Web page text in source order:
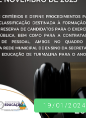
19/01/2024